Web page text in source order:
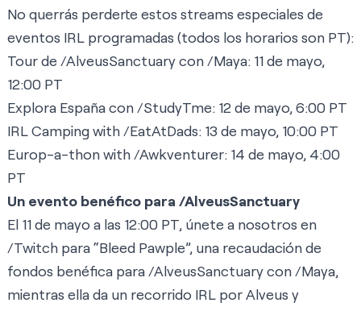
No querrás perderte estos streams especiales de
eventos IRL programadas (todos los horarios son PT):
Tour de /AlveusSanctuary con /Maya: 11 de mayo,
12:00 PT
Explora España con /StudyTme: 12 de mayo, 6:00 PT
IRL Camping with /EatAtDads: 13 de mayo, 10:00 PT
Europ-a-thon with /Awkventurer: 14 de mayo, 4:00
PT
Un evento benéfico para /AlveusSanctuary
El 11 de mayo a las 12:00 PT, únete a nosotros en
/Twitch para “Bleed Pawple”, una recaudación de
fondos benéfica para /AlveusSanctuarycon /Maya,
mientras ella da un recorrido IRL por Alveus y